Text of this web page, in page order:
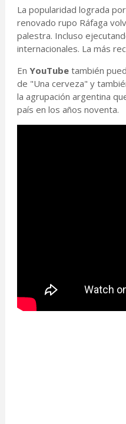
La popularidad lograda
renovado rupo Ráfaga
palestra. Incluso
internacionales. La más
En YouTubetambién
de "Una cerveza" y
la agrupación argentina
país en los años noventa.